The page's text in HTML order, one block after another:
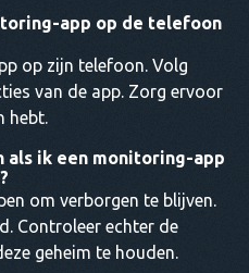
app op de telefoon
op zijn telefoon. Volg
van de app. Zorg ervoor
hebt.
als ik een monitoring-app
om verborgen te blijven.
Controleer echter de
geheim te houden.